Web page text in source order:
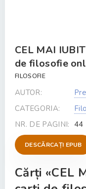
CEL MAI
de filosofie
FILOSOFIE
AUTOR:
CATEGORIA:
NR. DE PAGINI: 44
DESCĂRCAȚI EPUB
Cărți «CEL